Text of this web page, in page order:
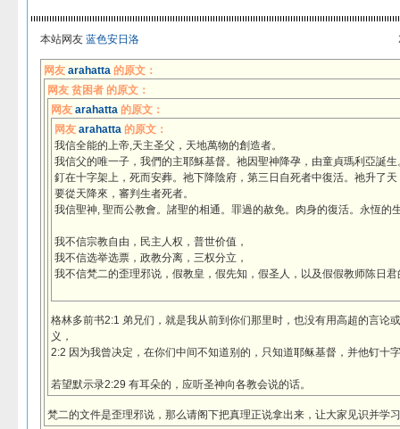
本站网友 蓝色安日洛
网友 arahatta的原文：
网友 贫困者 的原文：
网友 arahatta的原文：
网友 arahatta的原文：
我信全能的上帝,天主圣父，天地萬物的創造者。
我信父的唯一子，我們的主耶穌基督。祂因聖神降孕，由童貞瑪利亞誕
釘在十字架上，死而安葬。祂下降陰府，第三日自死者中復活。祂升了
要從天降來，審判生者死者。
我信聖神, 聖而公教會。諸聖的相通。罪過的赦免。肉身的復活。永恆的
我不信宗教自由，民主人权，普世价值，
我不信选举选票，政教分离，三权分立，
我不信梵二的歪理邪说，假教皇，假先知，假圣人，以及假
格林多前书2:1 弟兄们，就是我从前到你们那里时，也没有用高超的言论
义，
2:2 因为我曾决定，在你们中间不知道别的，只知道耶稣基督，并他钉十
若望默示录2:29 有耳朵的，应听圣神向各教会说的话。
梵二的文件是歪理邪说，那么请阁下把真理正说拿出来，让大家见识并学